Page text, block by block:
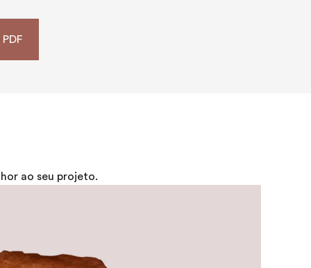
ao seu projeto.